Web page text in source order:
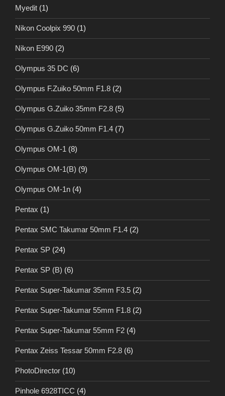
Myedit (1)
Nikon Coolpix 990 (1)
Nikon E990 (2)
Olympus 35 DC (6)
Olympus F.Zuiko 50mm F1.8 (2)
Olympus G.Zuiko 35mm F2.8 (5)
Olympus G.Zuiko 50mm F1.4 (7)
Olympus OM-1 (8)
Olympus OM-1(B) (9)
Olympus OM-1n (4)
Pentax (1)
Pentax SMC Takumar 50mm F1.4 (2)
Pentax SP (24)
Pentax SP (B) (6)
Pentax Super-Takumar 35mm F3.5 (2)
Pentax Super-Takumar 55mm F1.8 (2)
Pentax Super-Takumar 55mm F2 (4)
Pentax Zeiss Tessar 50mm F2.8 (6)
PhotoDirector (10)
Pinhole 6928TICC (4)